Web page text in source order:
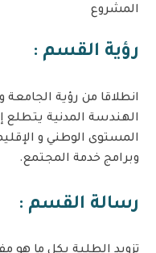
المشروع
رؤية القسم :
انطلاقا من رؤية
الهندسة المدنية يتطلع
المستوى الوطني و
وبرامج خدمة المجتمع.
رسالة القسم :
تزويد الطلبة بكل ما هو